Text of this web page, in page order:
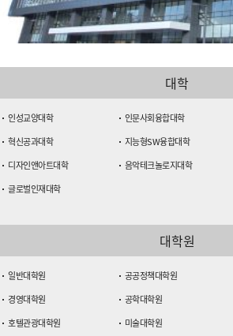
대학
인성교양대학 인문사회융합대학
혁신공과대학
지능형SW융합대학
디자인앤아트대학
음악테크놀로지대학
글로벌인재대학
대학원
일반대학원 공공정책대학원
경영대학원
공학대학원
호텔관광대학원
미술대학원